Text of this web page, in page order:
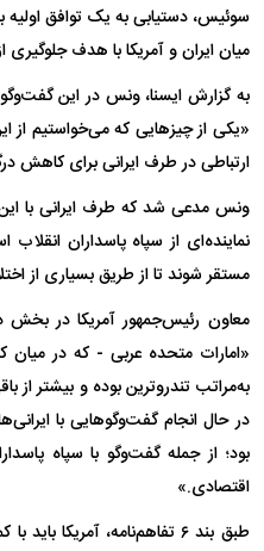
سوئیس، دستیابی به یک توافق اولیه
میان ایران و آمریکا با هدف
به گزارش ایسنا، ونس در این
«یکی از چیزهایی که می‌خواستیم از
ارتباطی در طرف ایرانی برای کاهش
ونس مدعی شد که طرف ایرانی با
نماینده‌ای از سپاه پاسداران انقلاب
مستقر شوند تا از طریق بسیاری از
معاون رئیس‌جمهور آمریکا در
«امارات متحده عربی - که در
به‌مراتب تندروترین بوده و بیشتر
در حال انجام گفت‌وگوهایی با
بود؛ از جمله گفت‌وگو با سپاه
اقتصادی.»